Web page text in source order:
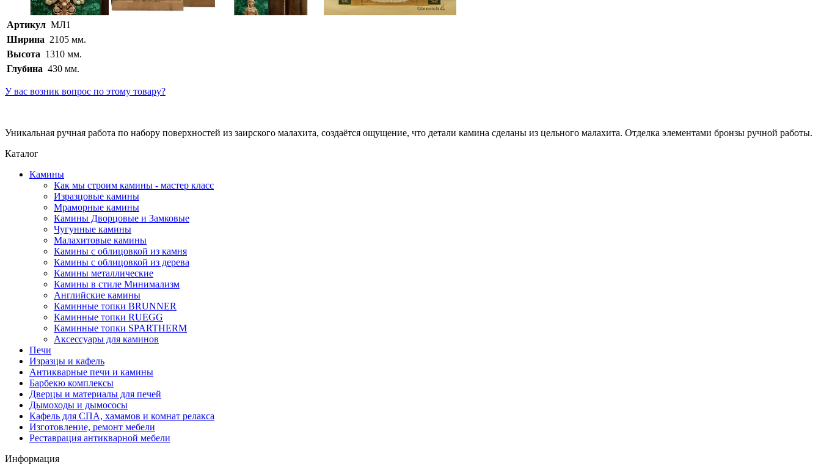
Артикул МЛ1
Ширина 2105 мм.
Высота 1310 мм.
Глубина 430 мм.
У вас возник вопрос по этому товару?
Уникальная ручная работа по набору поверхностей из заирского малахита, создаётся ощущение, что детали камина сделаны из цельного малахита. Отделка элементами бронзы ручной работы.
Каталог
Камины
Как мы строим камины - мастер класс
Изразцовые камины
Мраморные камины
Камины Дворцовые и Замковые
Чугунные камины
Малахитовые камины
Камины с облицовкой из камня
Камины с облицовкой из дерева
Камины металлические
Камины в стиле Минимализм
Английские камины
Каминные топки BRUNNER
Каминные топки RUEGG
Каминные топки SPARTHERM
Аксессуары для каминов
Печи
Изразцы и кафель
Антикварные печи и камины
Барбекю комплексы
Дверцы и материалы для печей
Дымоходы и дымососы
Кафель для СПА, хамамов и комнат релакса
Изготовление, ремонт мебели
Реставрация антикварной мебели
Информация